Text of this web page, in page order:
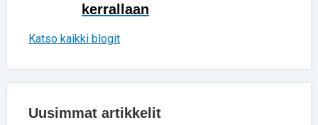
kerrallaan
Katso kaikki blogit
Uusimmat artikkelit